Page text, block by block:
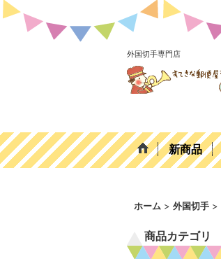
外国切手専門店
新商品
ホーム > 外国切手 >
商品カテゴリ